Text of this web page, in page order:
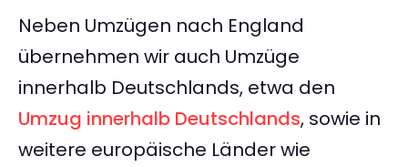
Neben Umzügen nach England
übernehmen wir auch Umzüge
innerhalb Deutschlands, etwa den
Umzug innerhalb Deutschlands, sowie in
weitere europäische Länder wie